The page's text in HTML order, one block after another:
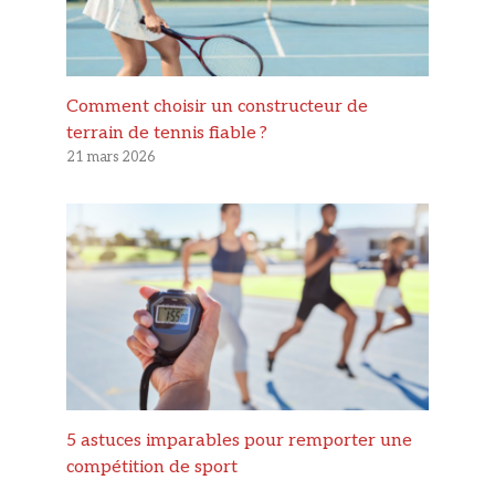
Comment choisir un constructeur de
terrain de tennis fiable ?
21 mars 2026
5 astuces imparables pour remporter une
compétition de sport